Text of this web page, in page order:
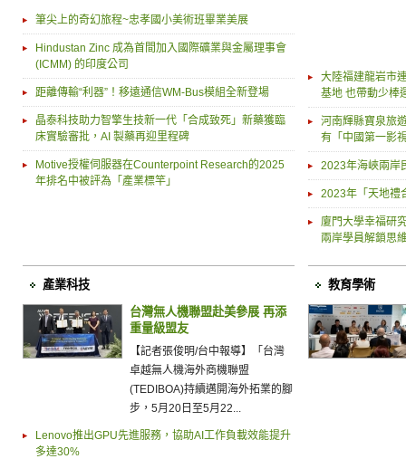
筆尖上的奇幻旅程~忠孝國小美術班畢業美展
Hindustan Zinc 成為首間加入國際礦業與金屬理事會
(ICMM) 的印度公司
距離傳輸“利器”！移遠通信WM-Bus模組全新登場
晶泰科技助力智擎生技新一代「合成致死」新藥獲臨
床實驗審批，AI 製藥再迎里程碑
Motive授權伺服器在Counterpoint Research的2025
年排名中被評為「產業標竿」
大陸福建龍岩市
基地 也帶動少棒
河南輝縣寶泉旅
有「中國第一影
2023年海峽兩岸
2023年「天地禮
廈門大學幸福研
兩岸學員解鎖思
產業科技
台灣無人機聯盟赴美參展 再添
重量級盟友
【記者張俊明/台中報導】「台灣
卓越無人機海外商機聯盟
(TEDIBOA)持續邁開海外拓業的腳
步，5月20日至5月22...
Lenovo推出GPU先進服務，協助AI工作負載效能提升
多達30%
教育學術